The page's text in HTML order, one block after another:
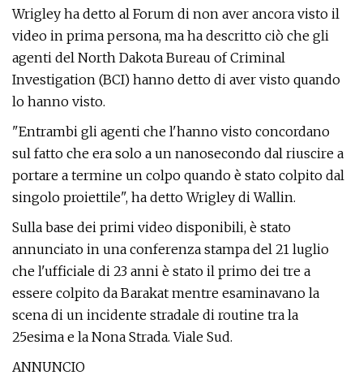
Wrigley ha detto al Forum di non aver ancora visto il
video in prima persona, ma ha descritto ciò che gli
agenti del North Dakota Bureau of Criminal
Investigation (BCI) hanno detto di aver visto quando
lo hanno visto.
"Entrambi gli agenti che l'hanno visto concordano
sul fatto che era solo a un nanosecondo dal riuscire a
portare a termine un colpo quando è stato colpito dal
singolo proiettile", ha detto Wrigley di Wallin.
Sulla base dei primi video disponibili, è stato
annunciato in una conferenza stampa del 21 luglio
che l'ufficiale di 23 anni è stato il primo dei tre a
essere colpito da Barakat mentre esaminavano la
scena di un incidente stradale di routine tra la
25esima e la Nona Strada. Viale Sud.
ANNUNCIO